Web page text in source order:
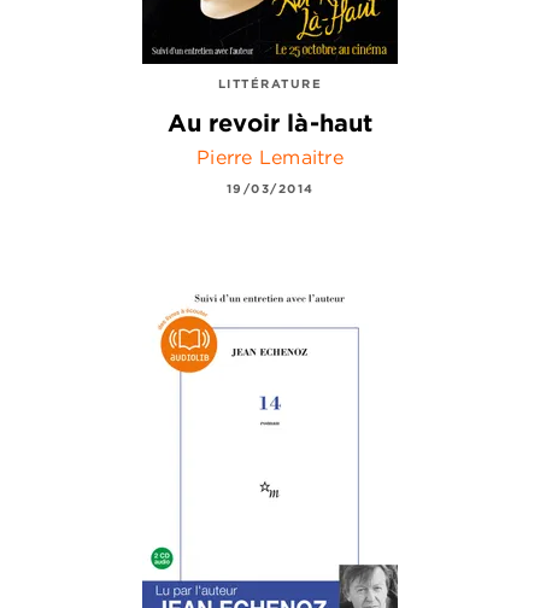
LITTÉRATURE
Au revoir là-haut
Pierre Lemaitre
19/03/2014